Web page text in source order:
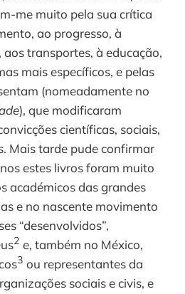
me muito pela sua crítica
ao progresso, à
transportes, à educação,
mais específicos, e pelas
(nomeadamente no
), que modificaram
científicas, sociais,
Mais tarde pude confirmar
estes livros foram muito
académicos das grandes
e no nascente movimento
“desenvolvidos”,
2 e, também no México,
3 ou representantes da
sociais e civis, e